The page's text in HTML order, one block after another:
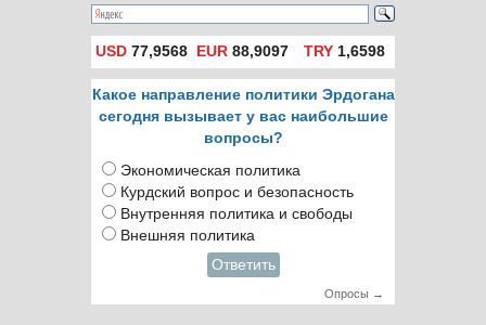
USD 77,9568 EUR 88,9097 TRY1,6598
Какое направление политики Эрдогана
сегодня вызывает у вас наибольшие
вопросы?
Экономическая политика
Курдский вопрос и безопасность
Внутренняя политика и свободы
Внешняя политика
Ответить
Опросы →